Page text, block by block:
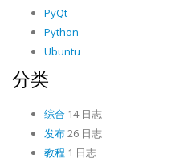
PyQt
Python
Ubuntu
分类
综合 14 日志
发布26 日志
教程 1 日志